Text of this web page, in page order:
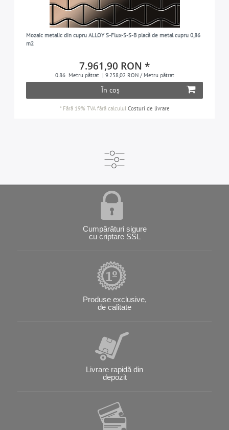
Mozaic metalic din cupru ALLOY S-Flux-S-S-B placă de metal cupru 0,86
m2
7.961,90 RON *
0.86 Metru pătrat | 9.258,02 RON / Metru pătrat
În coș
* Fără 19% TVAfără calculul Costuri de livrare
Cumpărături sigure
cu criptare SSL
Produse exclusive,
de calitate
Livrare rapidă din
depozit